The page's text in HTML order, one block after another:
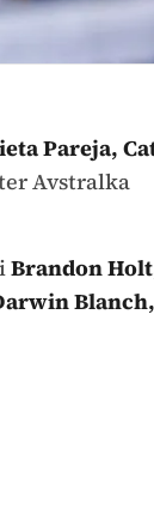
Pareja,
Avstralka
Brandon
Blanch,